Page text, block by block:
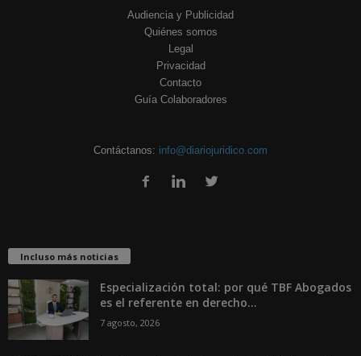
Audiencia y Publicidad
Quiénes somos
Legal
Privacidad
Contacto
Guía Colaboradores
Contáctanos: info@diariojuridico.com
Incluso más noticias
Especialización total: por qué TBF Abogados
es el referente en derecho...
7 agosto, 2026